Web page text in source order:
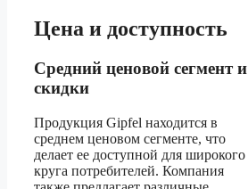
Цена и доступность
Средний ценовой сегмент и
скидки
Продукция Gipfel находится в
среднем ценовом сегменте, что
делает ее доступной для широкого
круга потребителей. Компания